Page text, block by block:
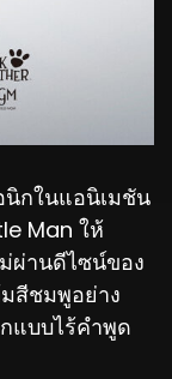
กในแอนิเมชัน
Man ให้
ผ่านดีไซน์ของ
สีชมพูอย่าง
แบบไร้คำพูด